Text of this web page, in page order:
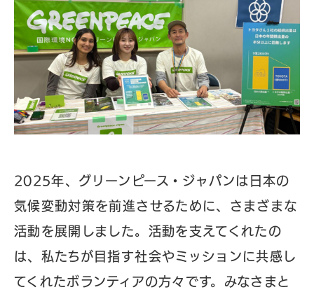
2025年、グリーンピース・ジャパンは日本の
気候変動対策を前進させるために、さまざまな
活動を展開しました。活動を支えてくれたの
は、私たちが目指す社会やミッションに共感し
てくれたボランティアの方々です。みなさまと